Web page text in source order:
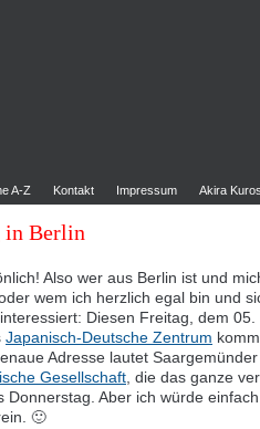
A-Z Kontakt Impressum Akira
in Berlin
Also wer aus Berlin ist und
wem ich herzlich egal bin und
Diesen Freitag, dem 05.
Japanisch-Deutsche Zentrum
Adresse lautet
Gesellschaft, die das ganze
Donnerstag. Aber ich würde
🙂